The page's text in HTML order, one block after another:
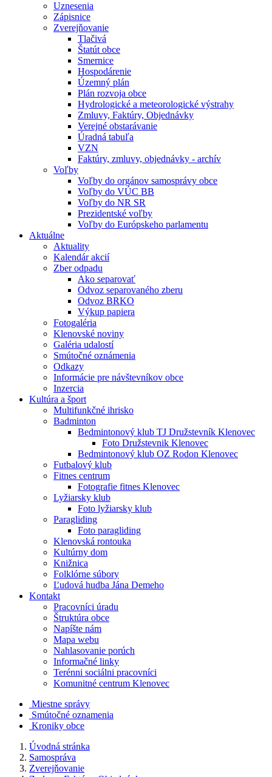
Uznesenia
Zápisnice
Zverejňovanie
Tlačivá
Štatút obce
Smernice
Hospodárenie
Územný plán
Plán rozvoja obce
Hydrologické a meteorologické výstrahy
Zmluvy, Faktúry, Objednávky
Verejné obstarávanie
Úradná tabuľa
VZN
Faktúry, zmluvy, objednávky - archív
Voľby
Voľby do orgánov samosprávy obce
Voľby do VÚC BB
Voľby do NR SR
Prezidentské voľby
Voľby do Európskeho parlamentu
Aktuálne
Aktuality
Kalendár akcií
Zber odpadu
Ako separovať
Odvoz separovaného zberu
Odvoz BRKO
Výkup papiera
Fotogaléria
Klenovské noviny
Galéria udalostí
Smútočné oznámenia
Odkazy
Informácie pre návštevníkov obce
Inzercia
Kultúra a šport
Multifunkčné ihrisko
Badminton
Bedmintonový klub TJ Družstevník Klenovec
Foto Družstevnik Klenovec
Bedmintonový klub OZ Rodon Klenovec
Futbalový klub
Fitnes centrum
Fotografie fitnes Klenovec
Lyžiarsky klub
Foto lyžiarsky klub
Paragliding
Foto paragliding
Klenovská rontouka
Kultúrny dom
Knižnica
Folklórne súbory
Ľudová hudba Jána Demeho
Kontakt
Pracovníci úradu
Štruktúra obce
Napíšte nám
Mapa webu
Nahlasovanie porúch
Informačné linky
Terénni sociálni pracovníci
Komunitné centrum Klenovec
Miestne správy
Smútočné oznamenia
Kroniky obce
Úvodná stránka
Samospráva
Zverejňovanie